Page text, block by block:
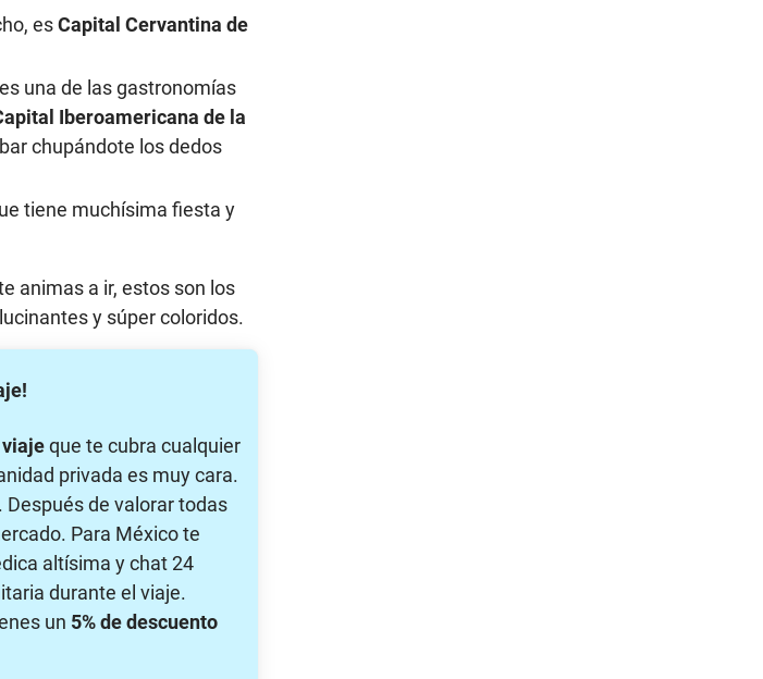
esCapital Cervantina de
una de las gastronomías
Iberoamericana de la
chupándote los dedos
tiene muchísima fiesta y
animas a ir, estos son los
y súper coloridos.
viajeque te cubra cualquier
privada es muy cara.
. Después de valorar todas
Para México te
altísima y chat 24
durante el viaje.
un 5% de descuento